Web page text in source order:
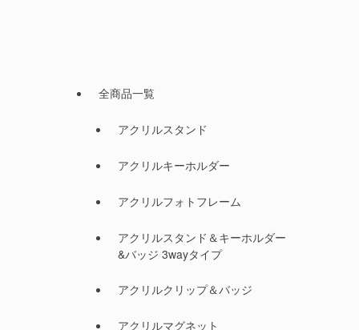
全商品一覧
アクリルスタンド
アクリルキーホルダー
アクリルフォトフレーム
アクリルスタンド＆キーホルダー
&バッジ 3wayタイプ
アクリルクリップ＆バッジ
アクリルマグネット